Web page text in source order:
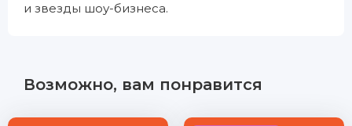
и звезды шоу-бизнеса.
Возможно, вам понравится